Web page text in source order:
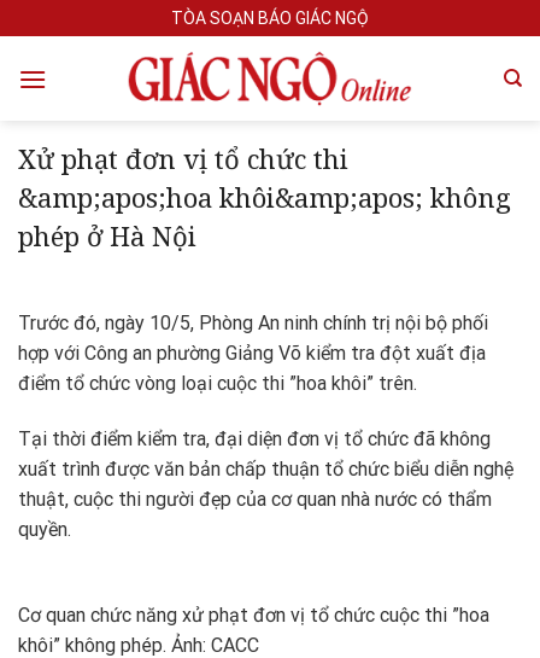
to
content
TÒA SOẠN BÁO GIÁC NGỘ
Xử phạt đơn vị tổ chức thi
&amp;apos;hoa khôi&amp;apos; không
phép ở Hà Nội
Trước đó, ngày 10/5, Phòng An ninh chính trị nội bộ phối
hợp với Công an phường Giảng Võ kiểm tra đột xuất địa
điểm tổ chức vòng loại cuộc thi ”hoa khôi” trên.
Tại thời điểm kiểm tra, đại diện đơn vị tổ chức đã không
xuất trình được văn bản chấp thuận tổ chức biểu diễn nghệ
thuật, cuộc thi người đẹp của cơ quan nhà nước có thẩm
quyền.
Cơ quan chức năng xử phạt đơn vị tổ chức cuộc thi ”hoa
khôi” không phép. Ảnh: CACC